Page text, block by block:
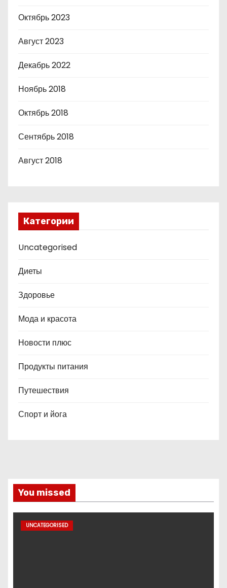
Октябрь 2023
Август 2023
Декабрь 2022
Ноябрь 2018
Октябрь 2018
Сентябрь 2018
Август 2018
Категории
Uncategorised
Диеты
Здоровье
Мода и красота
Новости плюс
Продукты питания
Путешествия
Спорт и йога
You missed
UNCATEGORISED